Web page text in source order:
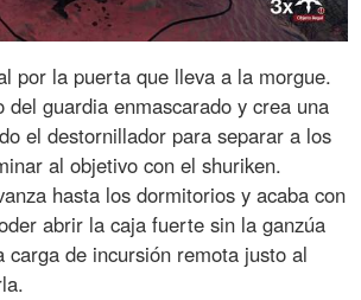
por la puerta que lleva a la morgue.
del guardia enmascarado y crea una
el destornillador para separar a los
al objetivo con el shuriken.
hasta los dormitorios y acaba con
abrir la caja fuerte sin la ganzúa
carga de incursión remota justo al